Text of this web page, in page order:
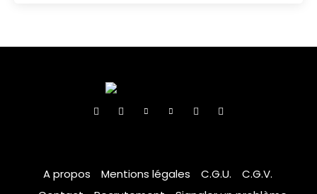
A propos Mentions légales C.G.U.
C.G.V.